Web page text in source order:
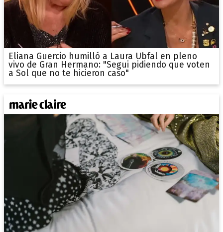
Eliana Guercio humilló a Laura Ubfal en pleno
vivo de Gran Hermano: "Segui pidiendo que voten
a Sol que no te hicieron caso"